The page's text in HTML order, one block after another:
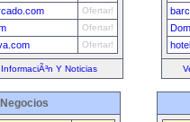
Ofertar!
Ofertar!
Ofertar!
Y Noticias
Negocios